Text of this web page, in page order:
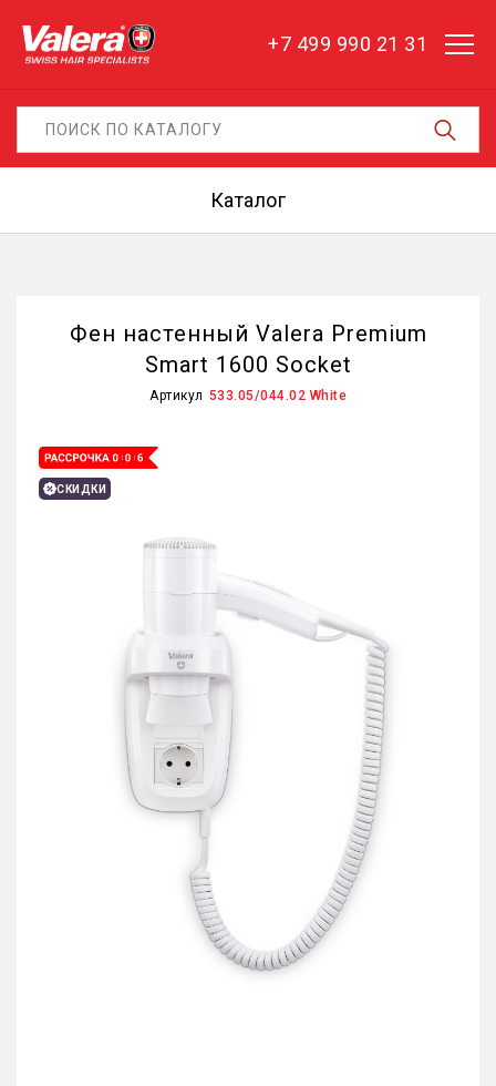
+7 499 990 21 31
Каталог
Фен настенный Valera Premium
Smart 1600 Socket
Артикул 533.05/044.02 White
СКИДКИ